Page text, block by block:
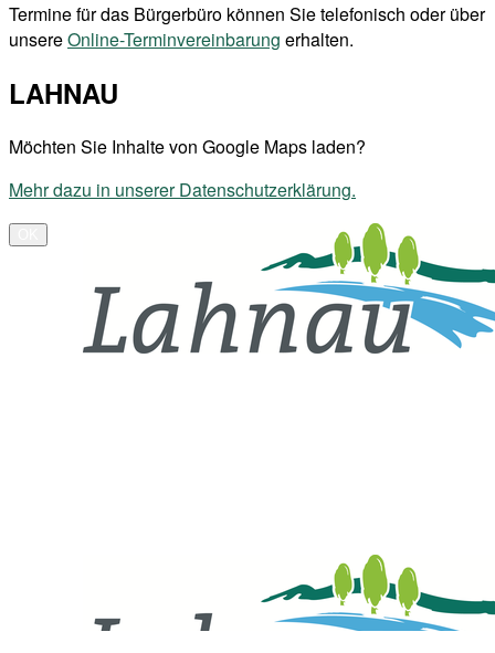
Termine für das Bürgerbüro können Sie telefonisch oder über
unsereOnline-Terminvereinbarung erhalten.
LAHNAU
Möchten Sie Inhalte von Google Maps laden?
Mehr dazu in unserer Datenschutzerklärung.